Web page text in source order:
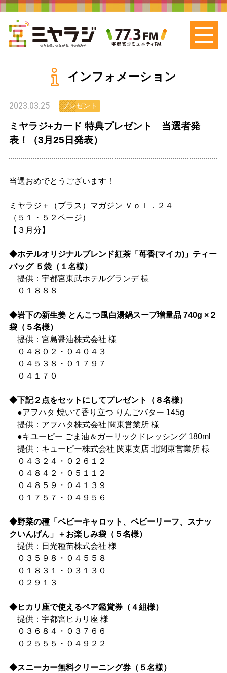
028-666-7878
インフォメーション
2023.03.25 プレゼント
ミヤラジ+カード 特典プレゼント 当選者発
表！（3月25日発表）
当選おめでとうございます！
ミヤラジ＋（プラス）マガジン Ｖｏｌ．２４
（５１・５２ページ）
【３月分】
◆ホテルオリジナルブレンド紅茶「苺香(マイカ)」ティー
バッグ ５袋（１名様）
提供：宇都宮東武ホテルグランデ 様
０１８８８
◆岩下の新生姜 とんこつ風白湯鍋スープ増量品 740g ×２
袋（５名様）
提供：宮島醤油株式会社 様
０４８０２・０４０４３
０４５３８・０１７９７
０４１７０
◆下記２点をセットにしてプレゼント（８名様）
●アヲハタ 焼いて香り立つ りんごバター 145g
提供：アヲハタ株式会社 関東営業所 様
●キユーピー ごま油＆ガーリックドレッシング 180ml
提供：キューピー株式会社 関東支店 北関東営業所 様
０４３２４・０２６１２
０４８４２・０５１１２
０４８５９・０４１３９
０１７５７・０４９５６
◆野菜の種「ベビーキャロット、ベビーリーフ、スナッ
クいんげん」＋お楽しみ袋（５名様）
提供：日光種苗株式会社 様
０３５９８・０４５５８
０１８３１・０３１３０
０２９１３
◆ヒカリ座で使えるペア鑑賞券（４組様）
提供：宇都宮ヒカリ座 様
０３６８４・０３７６６
０２５５５・０４９２２
◆スニーカー無料クリーニング券（５名様）